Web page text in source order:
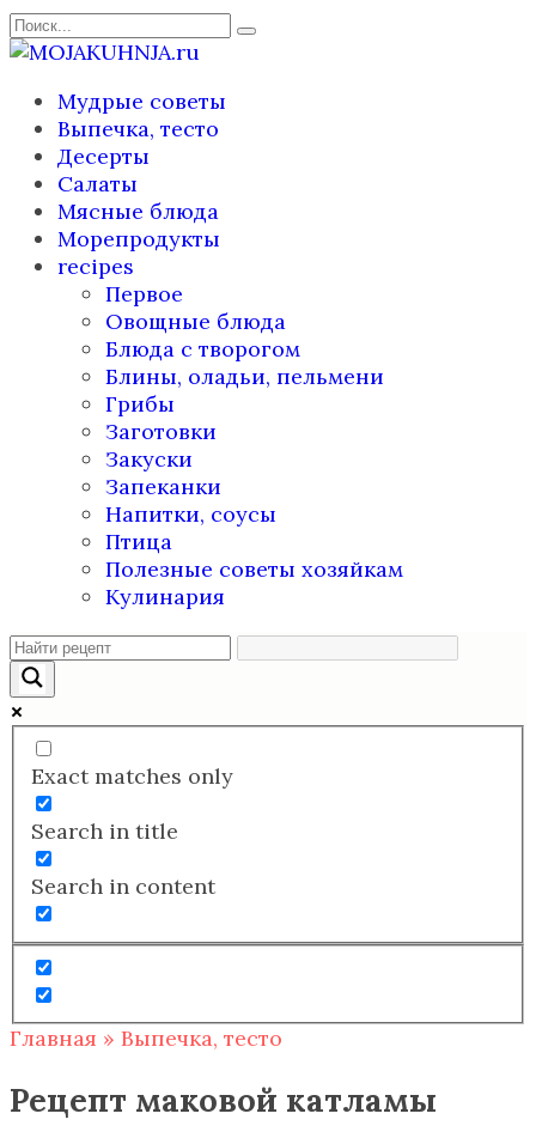
Перейти
к
Search
for:
Мудрые советы
Выпечка, тесто
Десерты
Салаты
Мясные блюда
Морепродукты
recipes
Первое
Овощные блюда
Блюда с творогом
Блины, оладьи, пельмени
Грибы
Заготовки
Закуски
Запеканки
Напитки, соусы
Птица
Полезные советы хозяйкам
Кулинария
Exact matches only
Search in title
Search in content
Главная » Выпечка, тесто
Рецепт маковой катламы